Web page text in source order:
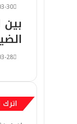
30
28
اترك